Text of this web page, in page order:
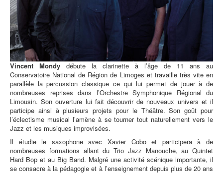
Vincent Mondy débute la clarinette à l’âge de 11 ans au
Conservatoire National de Région de Limoges et travaille très vite en
parallèle la percussion classique ce qui lui permet de jouer à de
nombreuses reprises dans l’Orchestre Symphonique Régional du
Limousin. Son ouverture lui fait découvrir de nouveaux univers et il
participe ainsi à plusieurs projets pour le Théâtre. Son goût pour
l’éclectisme musical l’amène à se tourner tout naturellement vers le
Jazz et les musiques improvisées.
Il étudie le saxophone avec Xavier Cobo et participera à de
nombreuses formations allant du Trio Jazz Manouche, au Quintet
Hard Bop et au Big Band. Malgré une activité scénique importante, il
se consacre à la pédagogie et à l’enseignement depuis plus de 20 ans